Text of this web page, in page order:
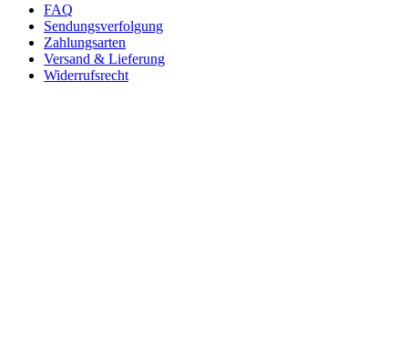
FAQ
Sendungsverfolgung
Zahlungsarten
Versand & Lieferung
Widerrufsrecht